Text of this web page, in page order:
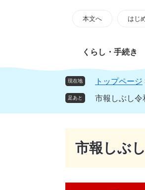
頭
飛
本
本文へ はじ
くらし・手続き
現在地 トップページ
足あと 市報しぶし令
市報しぶし